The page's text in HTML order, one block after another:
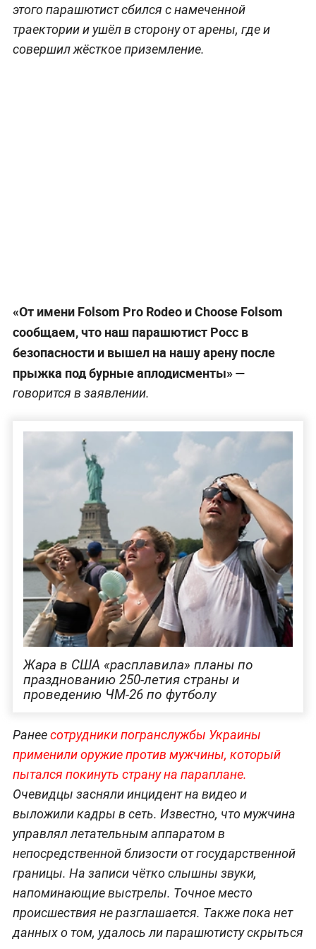
этого парашютист сбился с намеченной
траектории и ушёл в сторону от арены, где и
совершил жёсткое приземление.
«От имени Folsom Pro Rodeo и Choose Folsom
сообщаем, что наш парашютист Росс в
безопасности и вышел на нашу арену после
прыжка под бурные аплодисменты» —
говорится в заявлении.
Жара в США «расплавила» планы по
празднованию 250-летия страны и
проведению ЧМ-26 по футболу
Ранеесотрудники погранслужбы Украины
применили оружие против мужчины, который
пытался покинуть страну на параплане.
Очевидцы засняли инцидент на видео и
выложили кадры в сеть. Известно, что мужчина
управлял летательным аппаратом в
непосредственной близости от государственной
границы. На записи чётко слышны звуки,
напоминающие выстрелы. Точное место
происшествия не разглашается. Также пока нет
данных о том, удалось ли парашютисту скрыться